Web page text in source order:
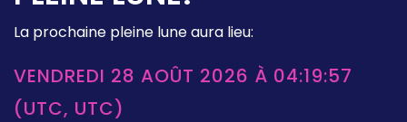
La prochaine pleine lune aura lieu:
VENDREDI 28 AOÛT 2026 À 04:19:57
(UTC, UTC)